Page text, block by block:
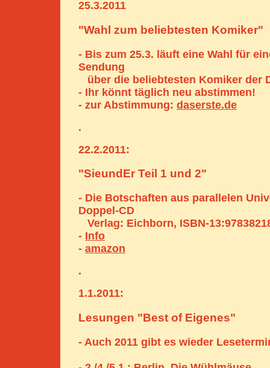
25.3.2011
"Wahl zum beliebtesten Komiker"
- Bis zum 25.3. läuft eine Wahl für
Sendung
über die beliebtesten Komiker der
- Ihr könnt täglich neu abstimmen!
- zur Abstimmung: daserste.de
.
22.2.2011:
"SieundEr Teil 1 und 2"
- Die Botschaften aus parallelen
Doppel-CD
Verlag: Eichborn, ISBN-
- Info
- amazon
.
1.1.2011:
Lesungen "Best of Eigenes"
- Auch 2011 gibt es wieder